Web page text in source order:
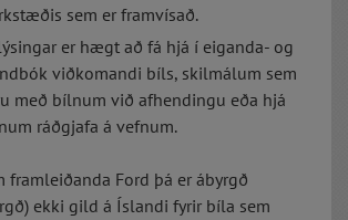
sem er framvísað.
er hægt að fá hjá í eiganda- og
viðkomandi bíls, skilmálum sem
með bílnum við afhendingu eða hjá
ráðgjafa á vefnum.
framleiðanda Ford þá er ábyrgð
ekki gild á Íslandi fyrir bíla sem